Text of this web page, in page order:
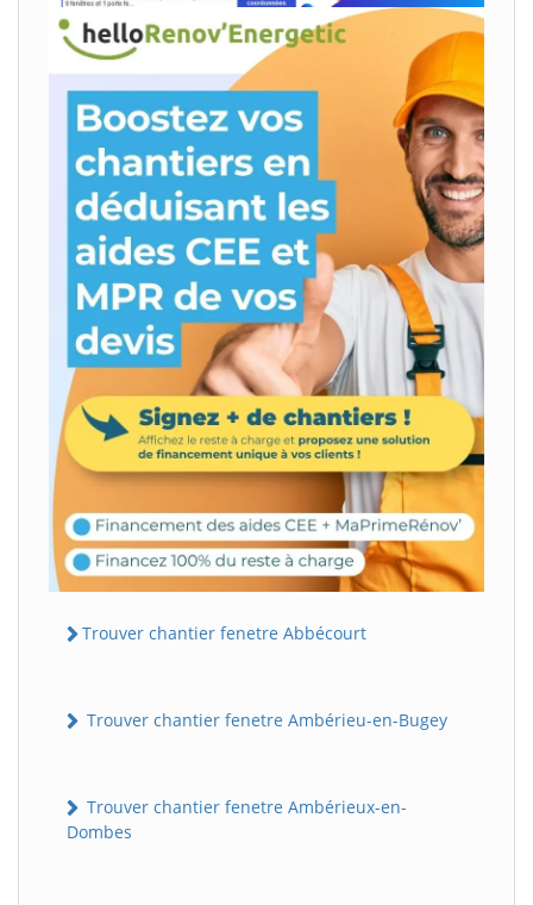
Trouver chantier fenetre Abbécourt
Trouver chantier fenetre Ambérieu-en-Bugey
Trouver chantier fenetre Ambérieux-en-
Dombes